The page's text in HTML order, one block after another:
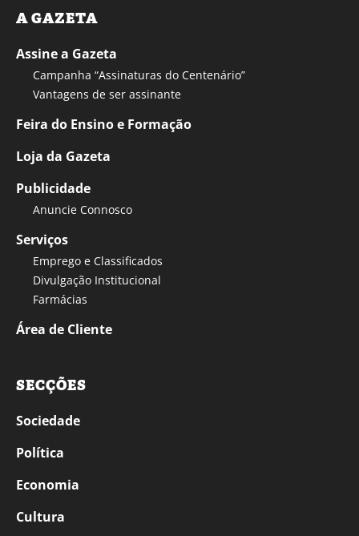
A GAZETA
Assine a Gazeta
Campanha “Assinaturas do Centenário”
Vantagens de ser assinante
Feira do Ensino e Formação
Loja da Gazeta
Publicidade
Anuncie Connosco
Serviços
Emprego e Classificados
Divulgação Institucional
Farmácias
Área de Cliente
SECÇÕES
Sociedade
Política
Economia
Cultura